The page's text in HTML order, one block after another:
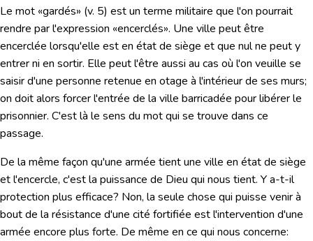
Le mot «gardés» (v. 5) est un terme militaire que l'on pourrait
rendre par l'expression «encerclés». Une ville peut être
encerclée lorsqu'elle est en état de siège et que nul ne peut y
entrer ni en sortir. Elle peut l'être aussi au cas où l'on veuille se
saisir d'une personne retenue en otage à l'intérieur de ses murs;
on doit alors forcer l'entrée de la ville barricadée pour libérer le
prisonnier. C'est là le sens du mot qui se trouve dans ce
passage.
De la même façon qu'une armée tient une ville en état de siège
et l'encercle, c'est la puissance de Dieu qui nous tient. Y a-t-il
protection plus efficace? Non, la seule chose qui puisse venir à
bout de la résistance d'une cité fortifiée est l'intervention d'une
armée encore plus forte. De même en ce qui nous concerne: